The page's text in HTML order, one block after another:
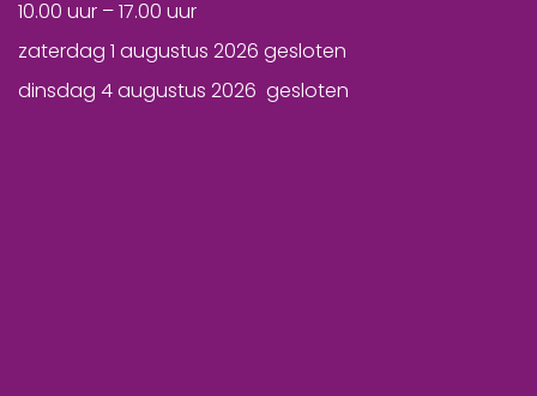
10.00 uur – 17.00 uur
zaterdag 1 augustus 2026 gesloten
dinsdag 4 augustus 2026 gesloten